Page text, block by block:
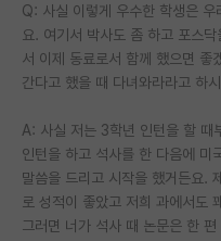
Q: 사실 이렇게 우수한 학생은
요. 여기서 박사도 좀 하고 포스
서 이제 동료로서 함께 했으면
간다고 했을 때 다녀와라라고 하
A: 사실 저는 3학년 인턴을 할 때
인턴을 하고 석사를 한 다음에 미
말씀을 드리고 시작을 했거든요.
로 성적이 좋았고 저희 과에서도
그러면 너가 석사 때 논문은 한